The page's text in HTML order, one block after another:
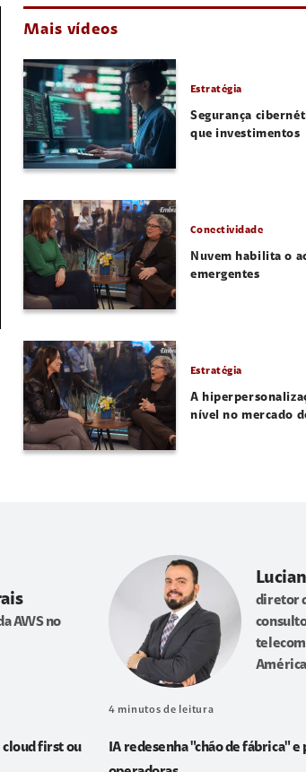
Mais vídeos
Estratégia
Segurança
que investimentos
Conectividade
Nuvem habilita o
emergentes
Estratégia
A
nível no mercado
AWS no
cloud first ou
diretor
4 minutos de leitura
IA redesenha "chão de fábrica" e